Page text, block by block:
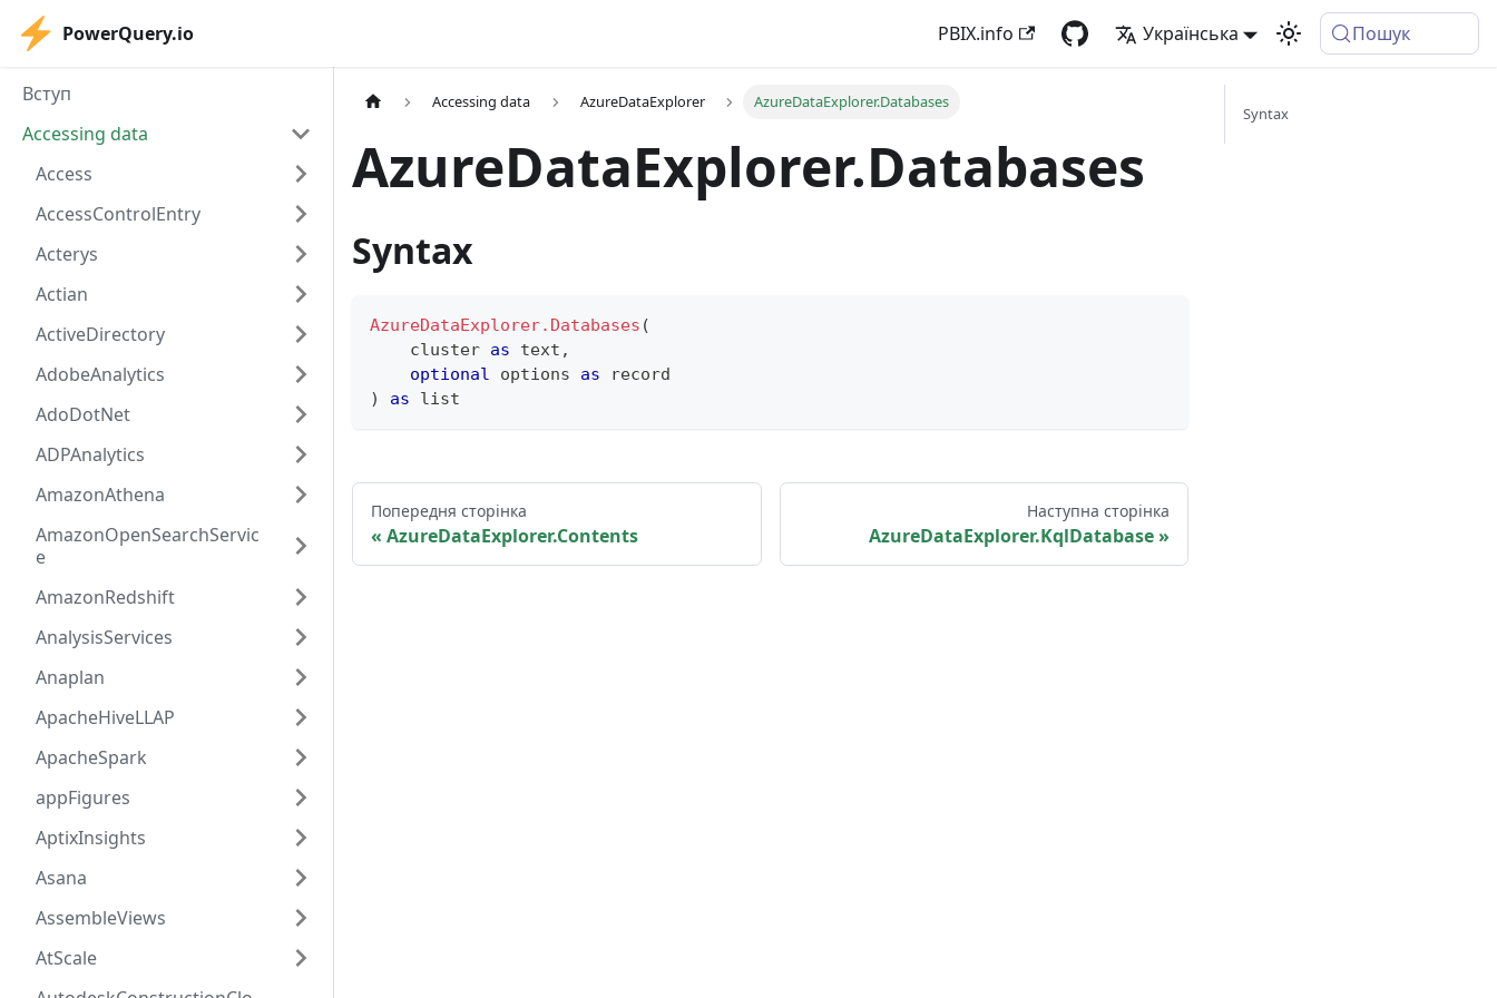
PowerQuery.io PBIX.info Українська Пошук
Вступ
Accessing data
Access
AccessControlEntry
Acterys
Actian
ActiveDirectory
AdobeAnalytics
AdoDotNet
ADPAnalytics
AmazonAthena
AmazonOpenSearchServic
e
AmazonRedshift
AnalysisServices
Anaplan
ApacheHiveLLAP
ApacheSpark
appFigures
AptixInsights
Asana
AssembleViews
AtScale
Accessing data AzureDataExplorer AzureDataExplorer.Databases
AzureDataExplorer.Databases
Syntax
AzureDataExplorer.Databases (
    cluster
as text ,
optional options as
record
)
as list
Попередня сторінка
AzureDataExplorer.Contents
Наступна сторінка
AzureDataExplorer.KqlDatabase
Syntax